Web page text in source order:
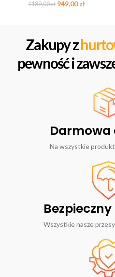
1189,00zł 949,00zł
Zakupy z
pewność i
Darmowa
Na wszystkie
Wszystkie nasze